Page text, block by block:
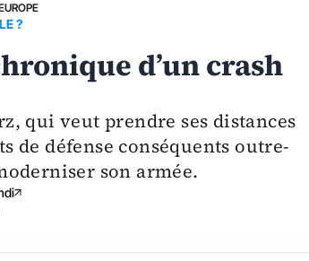
?
d’un crash
qui veut prendre ses distances
de défense conséquents outre-
son armée.